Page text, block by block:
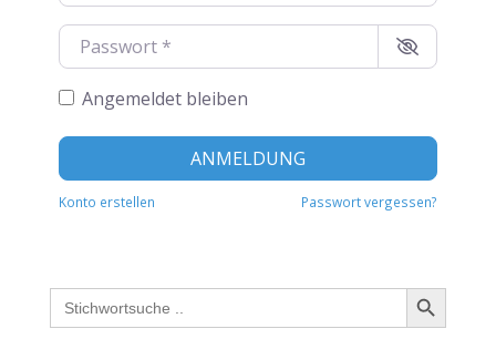
Passwort
Angemeldet bleiben
ANMELDUNG
Konto erstellen Passwort vergessen?
Search
for:
Search Button